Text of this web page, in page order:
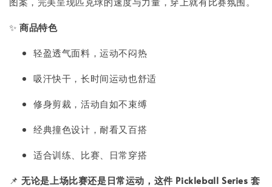
✨商品特色
轻盈透气面料，运动不闷热
吸汗快干，长时间运动也舒适
修身剪裁，活动自如不束缚
经典撞色设计，耐看又百搭
适合训练、比赛、日常穿搭
📌无论是上场比赛还是日常运动，这件 Pickleball Series 套